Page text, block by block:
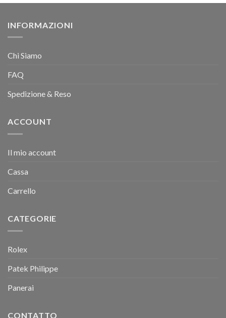
INFORMAZIONI
Chi Siamo
FAQ
Spedizione & Reso
ACCOUNT
Il mio account
Cassa
Carrello
CATEGORIE
Rolex
Patek Philippe
Panerai
CONTATTO